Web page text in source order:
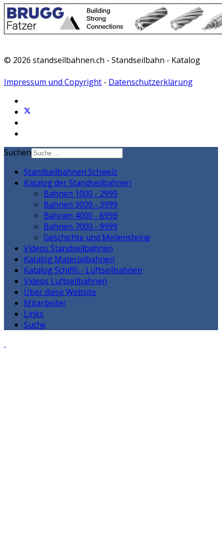
© 2026 standseilbahnen.ch - Standseilbahn - Katalog
Impressum und Copyright - Datenschutzerklärung
Suchen
Standseilbahnen Schweiz
Katalog der Standseilbahnen
Bahnen 1000 - 2999
Bahnen 3000 - 3999
Bahnen 4000 - 6999
Bahnen 7000 - 9999
Geschichte und Meilensteine
Videos Standseilbahnen
Katalog Materialbahnen
Katalog Schiffli - Luftseilbahnen
Videos Luftseilbahnen
Über diese Website
Mitarbeiter
Links
Suche